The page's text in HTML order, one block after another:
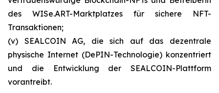
des WISe.ART-Marktplatzes für sichere NFT-
Transaktionen;
(v) SEALCOIN AG, die sich auf das dezentrale
physische Internet (DePIN-Technologie) konzentriert
und die Entwicklung der SEALCOIN-Plattform
vorantreibt.